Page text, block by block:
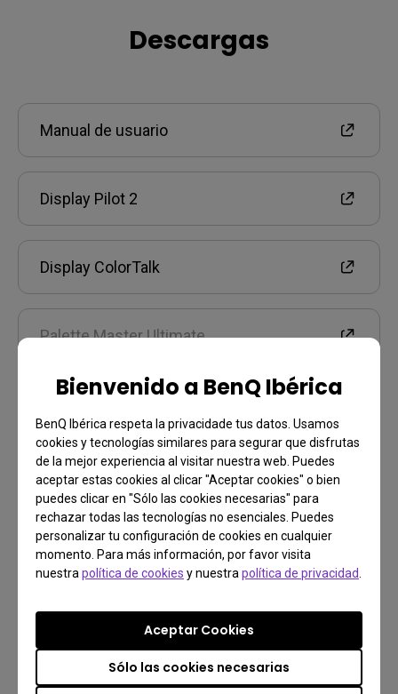
Bienvenido a BenQ Ibérica
BenQ Ibérica respeta la privacidade tus datos. Usamos
cookies y tecnologías similares para segurar que disfrutas
de la mejor experiencia al visitar nuestra web. Puedes
aceptar estas cookies al clicar "Aceptar cookies" o bien
puedes clicar en "Sólo las cookies necesarias" para
rechazar todas las tecnologías no esenciales. Puedes
personalizar tu configuración de cookies en cualquier
momento. Para más información, por favor visita
nuestra política de cookies y nuestra política de privacidad
Sólo las cookies necesarias
Aceptar Cookies
Descargas
Manual de usuario
Display Pilot 2
Display ColorTalk
Palette Master Ultimate
Garantía
Información de garantía
Contáctenos